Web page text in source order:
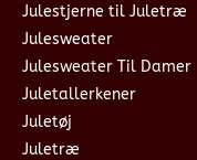
Julestjerne til Juletræ
Julesweater
Julesweater Til Damer
Juletallerkener
Juletøj
Juletræ